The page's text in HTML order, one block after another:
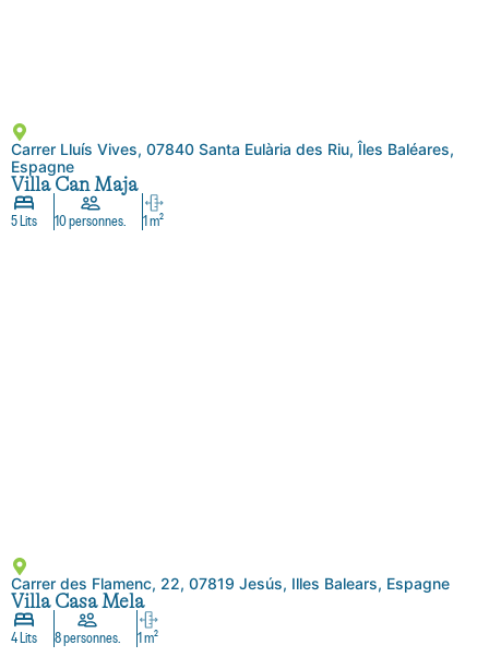
Carrer Lluís Vives, 07840 Santa Eulària des Riu, Îles Baléares,
Espagne
Villa Can Maja
5 Lits 10 personnes. 1 m²
Carrer des Flamenc, 22, 07819 Jesús, Illes Balears, Espagne
Villa Casa Mela
4 Lits 8 personnes. 1 m²